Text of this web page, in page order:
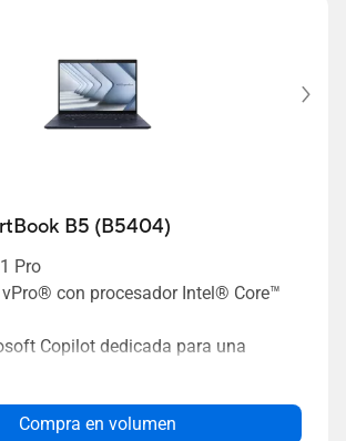
B5 (B5404)
Pro
con procesador Intel® Core™
Copilot dedicada para una
de la IA
hasta NVIDIA® GeForce RTX
Compra en volumen